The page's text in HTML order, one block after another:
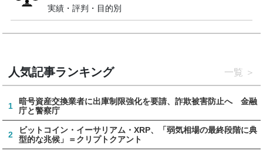
実績・評判・目的別
人気記事ランキング 一覧
1
暗号資産交換業者に出庫制限強化を要請、詐欺被害防止へ 金融
庁と警察庁
2
ビットコイン・イーサリアム・XRP、「弱気相場の最終段階に典
型的な兆候」＝クリプトクアント